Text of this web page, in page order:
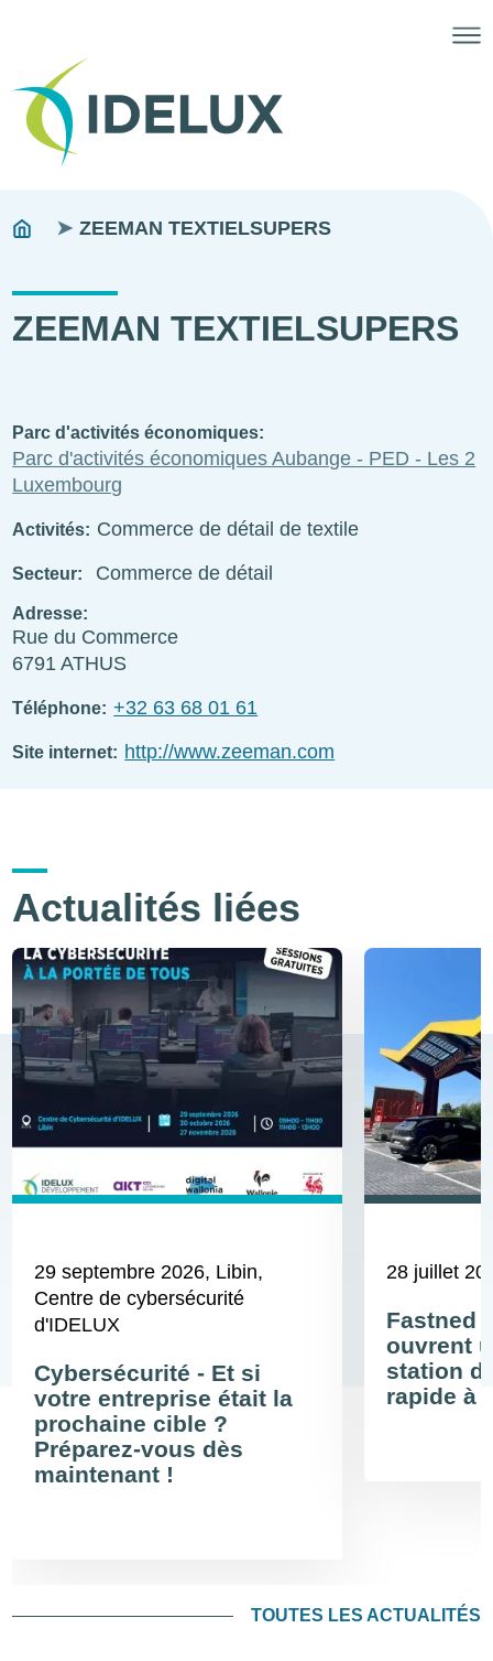
Fils
You
ZEEMAN TEXTIELSUPERS
ZEEMAN TEXTIELSUPERS
Parc d'activités économiques
Parc d'activités économiques Aubange - PED - Les 2
Luxembourg
Activités Commerce de détail de textile
Secteur Commerce de détail
Adresse
Rue du Commerce
6791 ATHUS
Téléphone +32 63 68 01 61
Site internet http://www.zeeman.com
Actualités liées
29 septembre 2026, Libin,
Centre de cybersécurité
d'IDELUX
Cybersécurité - Et si
votre entreprise était la
prochaine cible ?
Préparez-vous dès
maintenant !
28 juillet
Fastned
ouvrent
station
rapide à
TOUTES LES ACTUALITÉS